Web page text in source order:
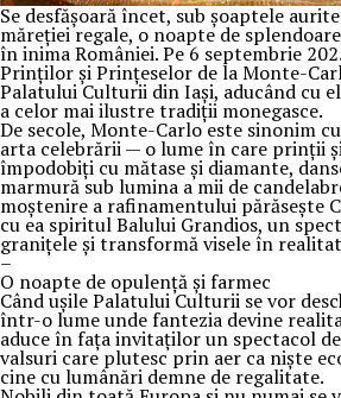
Se desfășoară încet, sub șoaptele
măreției regale, o noapte de
în inima României. Pe 6 septembrie
Prinților și Prințeselor de la Monte-
Palatului Culturii din Iași, aducând cu
a celor mai ilustre tradiții monegasce.
De secole, Monte-Carlo este sinonim
arta celebrării — o lume în care prinții
împodobiți cu mătase și diamante,
marmură sub lumina a mii de
moștenire a rafinamentului părăsește
cu ea spiritul Balului Grandios, un
granițele și transformă visele în
–
O noapte de opulență și farmec
Când ușile Palatului Culturii se vor
într-o lume unde fantezia devine
aduce în fața invitaților un spectacol
valsuri care plutesc prin aer ca niște
cine cu lumânări demne de regalitate.